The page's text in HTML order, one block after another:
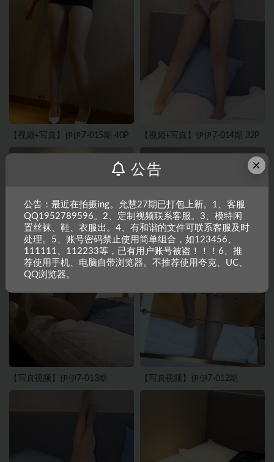
【视频+写真】伊伊7-015期 40P 【视频+写真】伊伊7-014期 32P
【写真视频】伊伊7-013期 【写真视频】伊伊7-012期
×
公告
公告：最近在拍摄ing。允慧27期已打包上新。1、客服
QQ1952789596。2、定制视频联系客服。3、模特闲
置丝袜、鞋、衣服出。4、有和谐的文件可联系客服及时
处理。5、账号密码禁止使用简单组合，如123456、
111111、112233等，已有用户账号被盗！！！6、推
荐使用手机、电脑自带浏览器。不推荐使用夸克、UC、
QQ浏览器。